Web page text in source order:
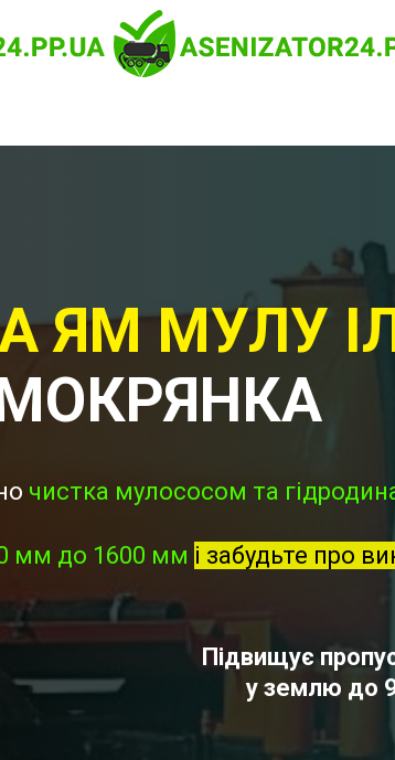
ЯМ МУЛУ
чистка мулососом та
мм до 1600 мм і забудьте про
Підвищує
у землю до